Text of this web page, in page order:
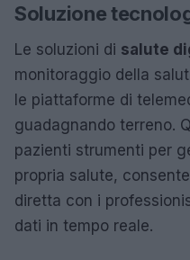
Soluzione
Le soluzioni di salute
monitoraggio della
le piattaforme di
guadagnando terreno.
pazienti strumenti per
propria salute,
diretta con i
dati in tempo reale.